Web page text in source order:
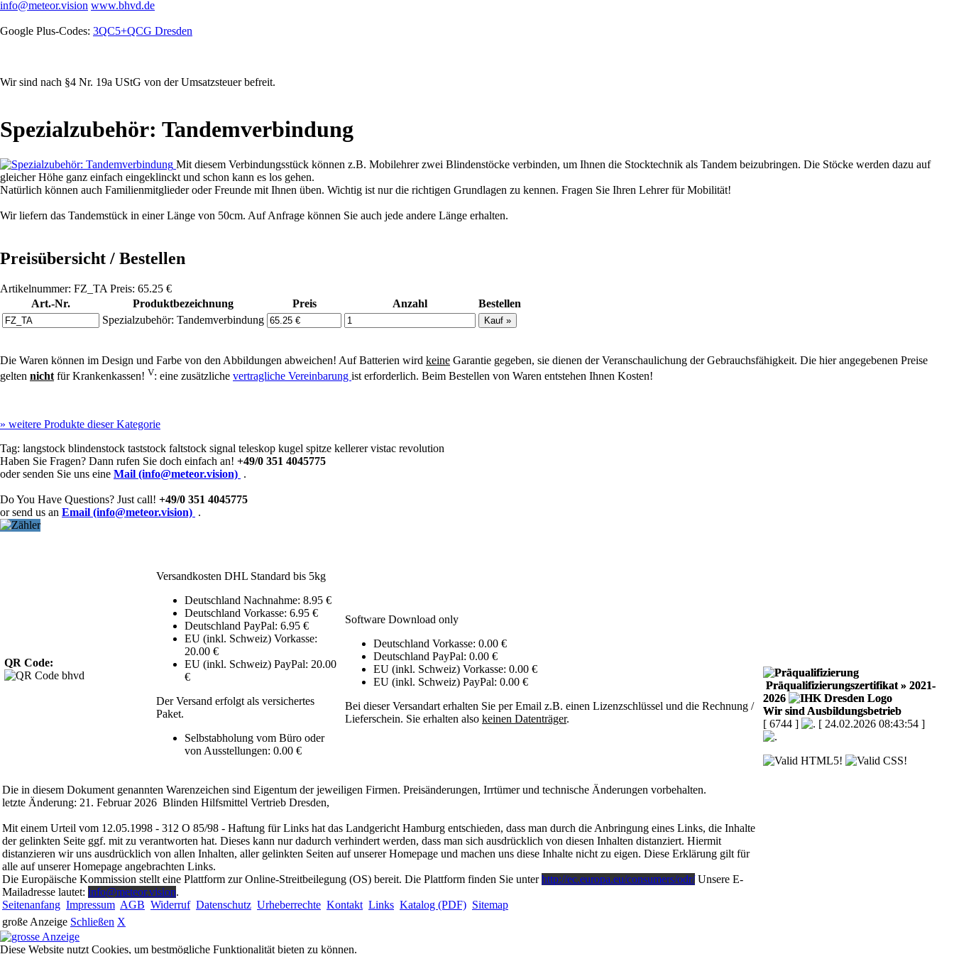
info@meteor.vision www.bhvd.de
Google Plus-Codes: 3QC5+QCG Dresden
Wir sind nach §4 Nr. 19a UStG von der Umsatzsteuer befreit.
Spezialzubehör: Tandemverbindung
Mit diesem Verbindungsstück können z.B. Mobilehrer zwei Blindenstöcke verbinden, um Ihnen die Stocktechnik als Tandem beizubringen. Die Stöcke werden dazu auf
gleicher Höhe ganz einfach eingeklinckt und schon kann es los gehen.
Natürlich können auch Familienmitglieder oder Freunde mit Ihnen üben. Wichtig ist nur die richtigen Grundlagen zu kennen. Fragen Sie Ihren Lehrer für Mobilität!
Wir liefern das Tandemstück in einer Länge von 50cm. Auf Anfrage können Sie auch jede andere Länge erhalten.
Preisübersicht / Bestellen
Artikelnummer: FZ_TA Preis: 65.25 €
Art.-Nr.
Produktbezeichnung Preis Anzahl
Bestellen
Spezialzubehör: Tandemverbindung
Die Waren können im Design und Farbe von den Abbildungen abweichen! Auf Batterien wird keine Garantie gegeben, sie dienen der Veranschaulichung der Gebrauchsfähigkeit. Die hier angegebenen Preise
gelten nicht für Krankenkassen! V: eine zusätzliche vertragliche Vereinbarung ist erforderlich. Beim Bestellen von Waren entstehen Ihnen Kosten!
» weitere Produkte dieser Kategorie
Tag: langstock blindenstock taststock faltstock signal teleskop kugel spitze kellerervistac revolution
Haben Sie Fragen? Dann rufen Sie doch einfach an! +49/0 351 4045775
oder senden Sie uns eine Mail (info@meteor.vision) .
Do You Have Questions? Just call! +49/0 351 4045775
or send us an Email (info@meteor.vision) .
QR Code:
Versandkosten DHL Standard bis 5kg
Deutschland Nachnahme: 8.95 €
Deutschland Vorkasse: 6.95 €
Deutschland PayPal: 6.95 €
EU (inkl. Schweiz) Vorkasse:
20.00 €
EU (inkl. Schweiz) PayPal: 20.00
€
Der Versand erfolgt als versichertes
Paket.
Selbstabholung vom Büro oder
von Ausstellungen: 0.00 €
Software Download only
Deutschland Vorkasse: 0.00 €
Deutschland PayPal: 0.00 €
EU (inkl. Schweiz) Vorkasse: 0.00 €
EU (inkl. Schweiz) PayPal: 0.00 €
Bei dieser Versandart erhalten Sie per Email z.B. einen Lizenzschlüssel und die Rechnung /
Lieferschein. Sie erhalten also keinen Datenträger.
Die in diesem Dokument genannten Warenzeichen sind Eigentum der jeweiligen Firmen. Preisänderungen, Irrtümer und technische Änderungen vorbehalten.
letzte Änderung: 21. Februar 2026 Blinden Hilfsmittel Vertrieb Dresden,
Mit einem Urteil vom 12.05.1998 - 312 O 85/98 - Haftung für Links hat das Landgericht Hamburg entschieden, dass man durch die Anbringung eines Links, die Inhalte
der gelinkten Seite ggf. mit zu verantworten hat. Dieses kann nur dadurch verhindert werden, dass man sich ausdrücklich von diesen Inhalten distanziert. Hiermit
distanzieren wir uns ausdrücklich von allen Inhalten, aller gelinkten Seiten auf unserer Homepage und machen uns diese Inhalte nicht zu eigen. Diese Erklärung gilt für
alle auf unserer Homepage angebrachten Links.
Die Europäische Kommission stellt eine Plattform zur Online-Streitbeilegung (OS) bereit. Die Plattform finden Sie unterhttp://ec.europa.eu/consumers/odr/Unsere E-
Mailadresse lautet: info@meteor.vision.
Seitenanfang Impressum AGB Widerruf Datenschutz Urheberrechte Kontakt Links Katalog (PDF) Sitemap
Präqualifizierungszertifikat » 2021-
2026
Wir sind Ausbildungsbetrieb
[ 6744 ]
[ 24.02.2026 08:43:54 ]
große Anzeige Schließen X
Diese Website nutzt Cookies, um bestmögliche Funktionalität bieten zu können.